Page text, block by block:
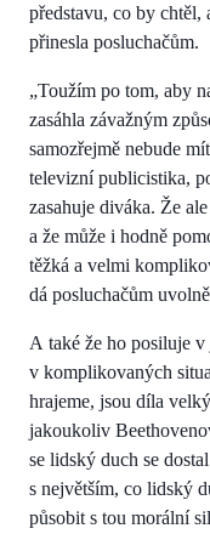
představu, co by chtěl,
přinesla posluchačům.
„Toužím po tom, aby
zasáhla závažným
samozřejmě nebude
televizní publicistika,
zasahuje diváka. Že
a že může i hodně
těžká a velmi
dá posluchačům
A také že ho posiluje
v komplikovaných
hrajeme, jsou díla
jakoukoliv
se lidský duch se
s největším, co lidský
působit s tou morální